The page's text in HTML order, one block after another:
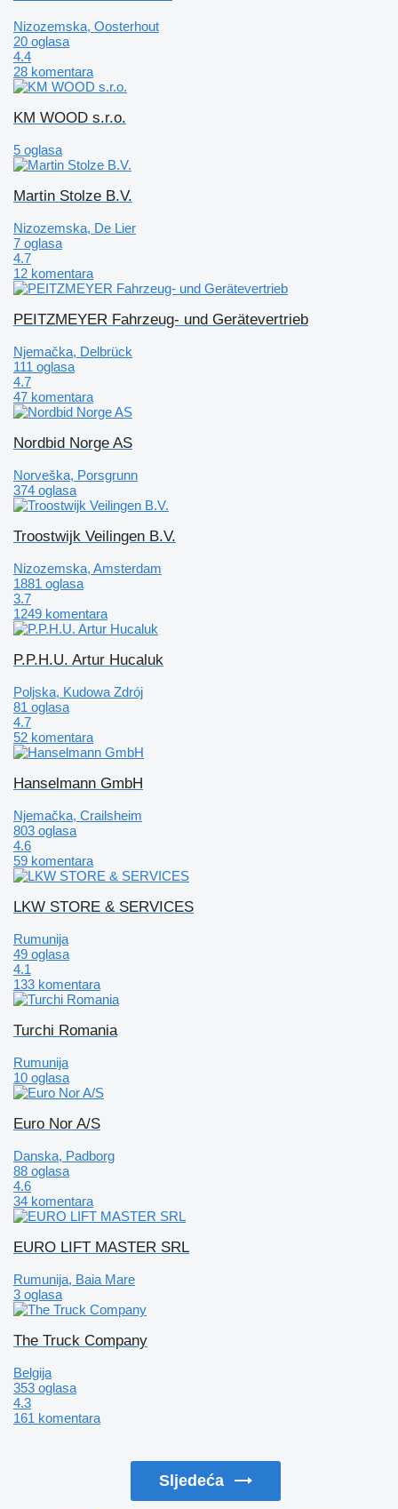
Nizozemska, Oosterhout
20 oglasa
4.4
28 komentara
KM WOOD s.r.o.
5 oglasa
Martin Stolze B.V.
Nizozemska, De Lier
7 oglasa
4.7
12 komentara
PEITZMEYER Fahrzeug- und Gerätevertrieb
Njemačka, Delbrück
111 oglasa
4.7
47 komentara
Nordbid Norge AS
Norveška, Porsgrunn
374 oglasa
Troostwijk Veilingen B.V.
Nizozemska, Amsterdam
1881 oglasa
3.7
1249 komentara
P.P.H.U. Artur Hucaluk
Poljska, Kudowa Zdrój
81 oglasa
4.7
52 komentara
Hanselmann GmbH
Njemačka, Crailsheim
803 oglasa
4.6
59 komentara
LKW STORE & SERVICES
Rumunija
49 oglasa
4.1
133 komentara
Turchi Romania
Rumunija
10 oglasa
Euro Nor A/S
Danska, Padborg
88 oglasa
4.6
34 komentara
EURO LIFT MASTER SRL
Rumunija, Baia Mare
3 oglasa
The Truck Company
Belgija
353 oglasa
4.3
161 komentara
Sljedeća